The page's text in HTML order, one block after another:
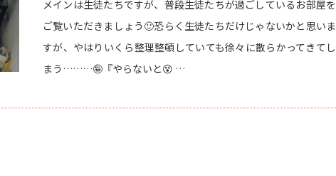
メインは生徒たちですが、普段生徒たちが過ごしているお部屋を
ご覧いただきましょう🙂恐らく生徒たちだけじゃないかと思いま
すが、やはりいくら整理整頓していても徐々に散らかってきてし
まう………🤪『やらないと😵 …